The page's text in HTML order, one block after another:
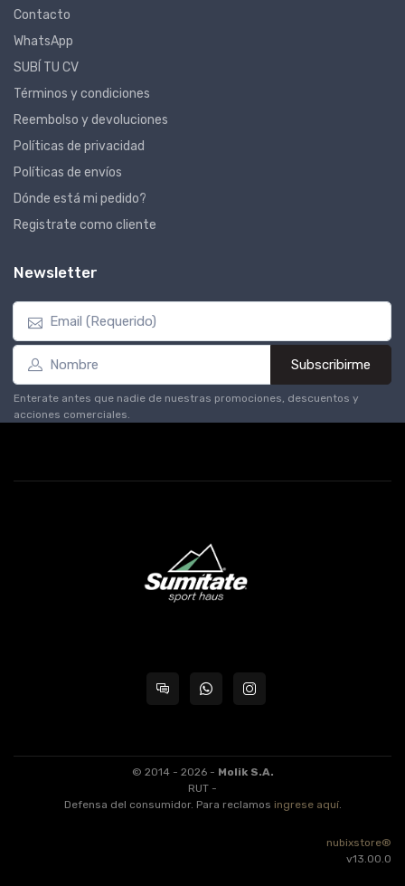
Contacto
WhatsApp
SUBÍ TU CV
Términos y condiciones
Reembolso y devoluciones
Políticas de privacidad
Políticas de envíos
Dónde está mi pedido?
Registrate como cliente
Newsletter
Subscribirme
Enterate antes que nadie de nuestras promociones, descuentos y
acciones comerciales.
© 2014 - 2026 - Molik S.A.
RUT -
Defensa del consumidor. Para reclamos ingrese aquí.
nubixstore®
v13.00.0